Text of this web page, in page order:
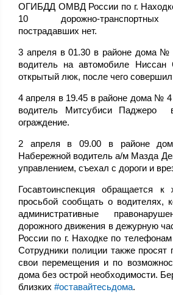
ОГИБДД ОМВД России по г. Находке
10 дорожно-транспортных
пострадавших нет.
3 апреля в 01.30 в районе дома
водитель на автомобиле Ниссан
открытый люк, после чего
4 апреля в 19.45 в районе дома №
водитель Митсубиси Паджеро
ограждение.
2 апреля в 09.00 в районе
Набережной водитель а/м Мазда
управлением, съехал с дороги и
Госавтоинспекция обращается
просьбой сообщать о водителях,
административные
дорожного движения в дежурную
России по г. Находке по
Сотрудники полиции также просят
свои перемещения и по
дома без острой необходимости.
близких #оставайтесьдома.